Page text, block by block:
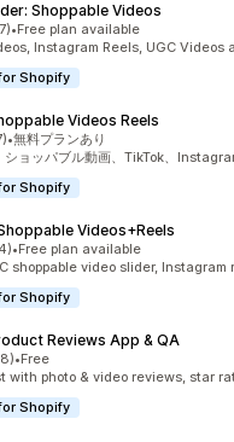
Shoppable Videos
数：347件
•Free plan available
Instagram Reels, UGC Videos
Shopify
Videos Reels
数：187件
•無料プランあり
ショッパブル動画、TikTok、
Shopify
Videos+Reels
ー数：284件
•Free plan available
shoppable video slider, Instagram
Shopify
Reviews App & QA
ー数：688件
•Free
with photo & video reviews, star
Shopify